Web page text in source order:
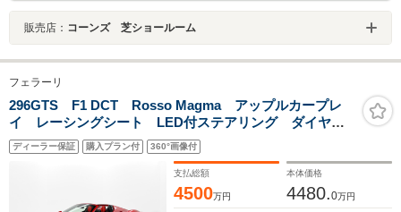
販売店： コーンズ 芝ショールーム
フェラーリ
296GTS F1 DCT Rosso Magma アップルカープレ
イ レーシングシート LED付ステアリング ダイヤモ
ンド鍛造ホイール ワイヤレスチャージャー
ディーラー保証 購入プラン付 360°画像付
支払総額
4500万円
本体価格
4480.0万円